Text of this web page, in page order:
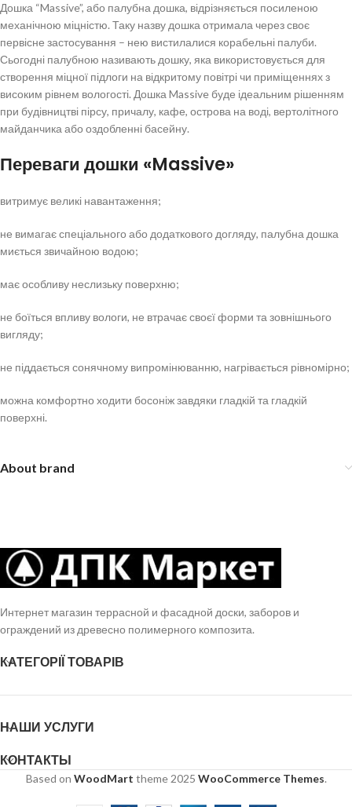
Дошка “Massive”, або палубна дошка, відрізняється посиленою
механічною міцністю. Таку назву дошка отримала через своє
первісне застосування – нею вистилалися корабельні палуби.
Сьогодні палубною називають дошку, яка використовується для
створення міцної підлоги на відкритому повітрі чи приміщеннях з
високим рівнем вологості. Дошка Massive буде ідеальним рішенням
при будівництві пірсу, причалу, кафе, острова на воді, вертолітного
майданчика або оздобленні басейну.
Переваги дошки «Massive»
витримує великі навантаження;
не вимагає спеціального або додаткового догляду, палубна дошка
миється звичайною водою;
має особливу неслизьку поверхню;
не боїться впливу вологи, не втрачає своєї форми та зовнішнього
вигляду;
не піддається сонячному випромінюванню, нагрівається рівномірно;
можна комфортно ходити босоніж завдяки гладкій та гладкій
поверхні.
About brand
Интернет магазин террасной и фасадной доски, заборов и
ограждений из древесно полимерного композита.
КАТЕГОРІЇ ТОВАРІВ
НАШИ УСЛУГИ
КОНТАКТЫ
Based on WoodMart theme2025 WooCommerce Themes.